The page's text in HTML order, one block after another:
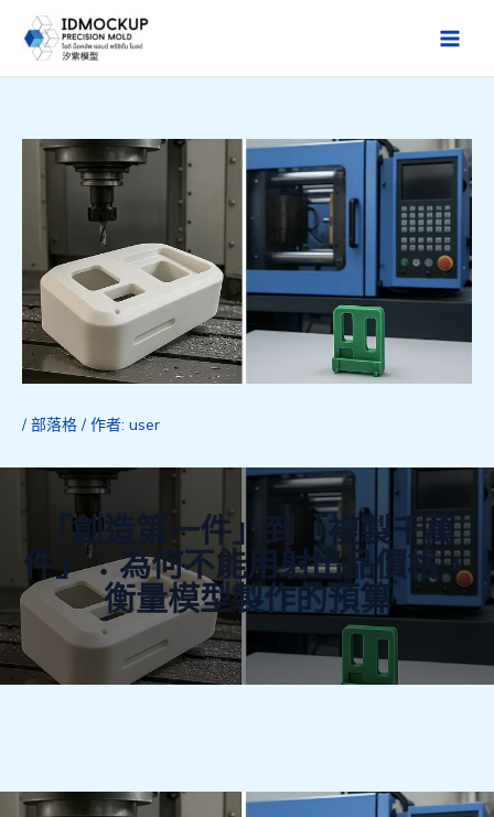
Main
/ 部落格/ 作者: user
「創造第一件」到「複製千萬
件」：為何不能用射出品價格，
衡量模型製作的預算